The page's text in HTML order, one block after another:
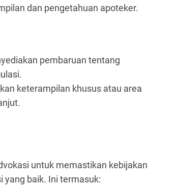
dan pengetahuan apoteker.
pembaruan tentang
keterampilan khusus atau area
untuk memastikan kebijakan
yang baik. Ini termasuk: